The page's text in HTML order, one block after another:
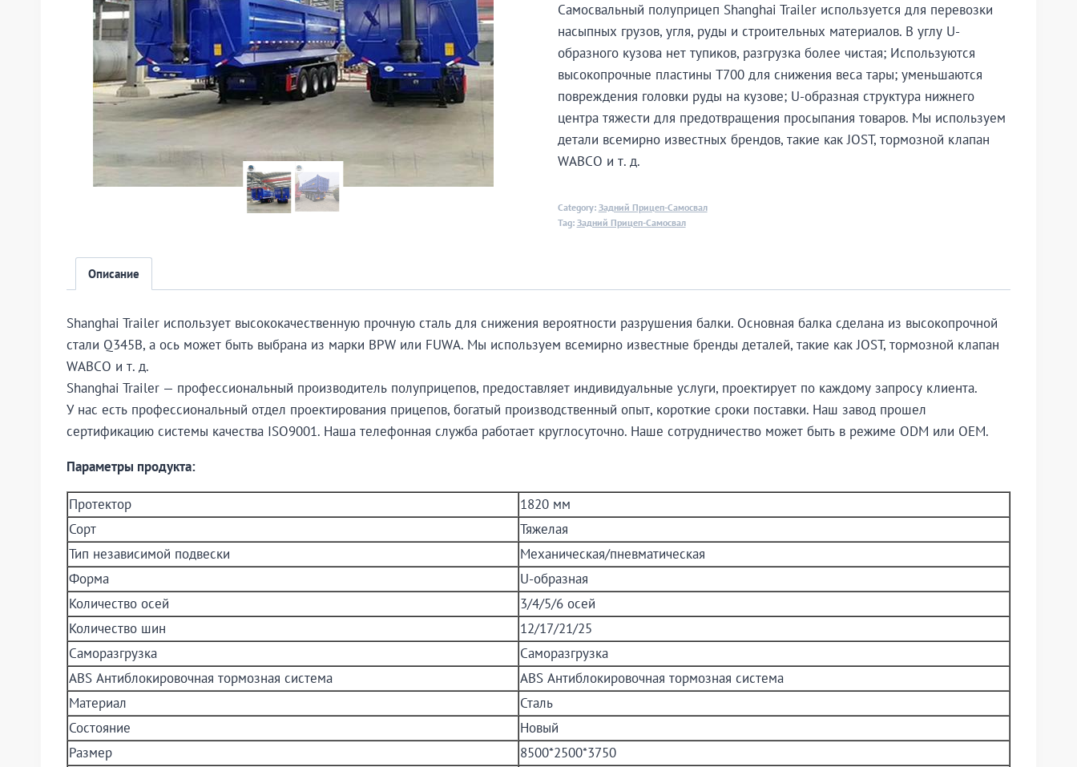
Самосвальный полуприцеп Shanghai Trailer используется для перевозки
насыпных грузов, угля, руды и строительных материалов. В углу U-
образного кузова нет тупиков, разгрузка более чистая; Используются
высокопрочные пластины T700 для снижения веса тары; уменьшаются
повреждения головки руды на кузове; U-образная структура нижнего
центра тяжести для предотвращения просыпания товаров. Мы используем
детали всемирно известных брендов, такие как JOST, тормозной клапан
WABCO и т. д.
Category: Задний Прицеп-Самосвал
Tag: Задний Прицеп-Самосвал
Описание
Shanghai Trailer использует высококачественную прочную сталь для снижения вероятности разрушения балки. Основная балка сделана из высокопрочной
стали Q345B, а ось может быть выбрана из марки BPW или FUWA. Мы используем всемирно известные бренды деталей, такие как JOST, тормозной клапан
WABCO и т. д.
Shanghai Trailer — профессиональный производитель полуприцепов, предоставляет индивидуальные услуги, проектирует по каждому запросу клиента.
У нас есть профессиональный отдел проектирования прицепов, богатый производственный опыт, короткие сроки поставки. Наш завод прошел
сертификацию системы качества ISO9001. Наша телефонная служба работает круглосуточно. Наше сотрудничество может быть в режиме ODM или OEM.
Параметры продукта:
Протектор
1820 мм
Сорт
Тяжелая
Тип независимой подвески
Механическая/пневматическая
Форма
U-образная
Количество осей
3/4/5/6 осей
Количество шин
12/17/21/25
Саморазгрузка
Саморазгрузка
ABS Антиблокировочная тормозная система
ABS Антиблокировочная тормозная система
Материал
Сталь
Состояние
Новый
Размер
8500*2500*3750